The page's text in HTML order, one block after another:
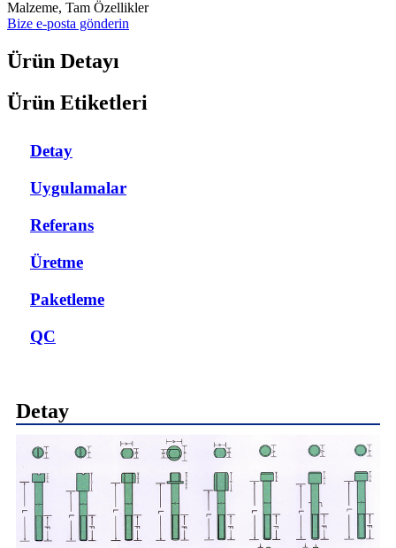
Malzeme, Tam Özellikler
Bize e-posta gönderin
Ürün Detayı
Ürün Etiketleri
Detay
Uygulamalar
Referans
Üretme
Paketleme
QC
Detay